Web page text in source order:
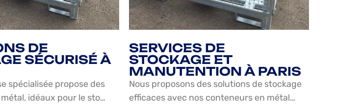
DE
SÉCURISÉ À
spécialisée propose des
idéaux pour le sto…
SERVICES DE
STOCKAGE ET
MANUTENTION À PARIS
Nous proposons des solutions de stockage
efficaces avec nos conteneurs en métal…